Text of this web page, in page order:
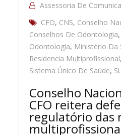
Assessoria De
CFO, CNS, Conselho
Conselhos De Odontologia,
Odontologia, Ministério Da
Residencia Multiprofissional,
Sistema Único De Saúde,
Conselho
CFO reitera
regulatório das